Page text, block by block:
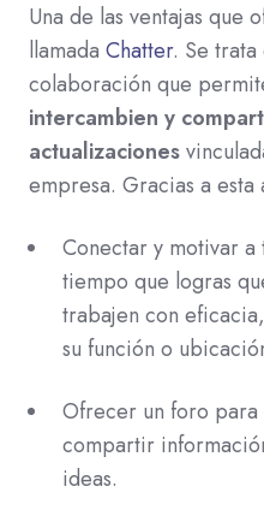
Una de las ventajas que
llamada Chatter. Se
colaboración que
intercambien y
actualizaciones
empresa. Gracias a esta
Conectar y motivar a
tiempo que logras
trabajen con
su función o
Ofrecer un foro para
compartir
ideas.